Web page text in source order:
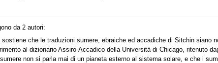
da 2 autori:
che le traduzioni sumere, ebraiche ed accadiche di Sitchin siano
al dizionario Assiro-Accadico della Università di Chicago, ritenuto
non si parla mai di un pianeta esterno al sistema solare, e che i